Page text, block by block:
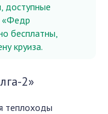
доступные
«Федр
бесплатны,
круиза.
2»
теплоходы